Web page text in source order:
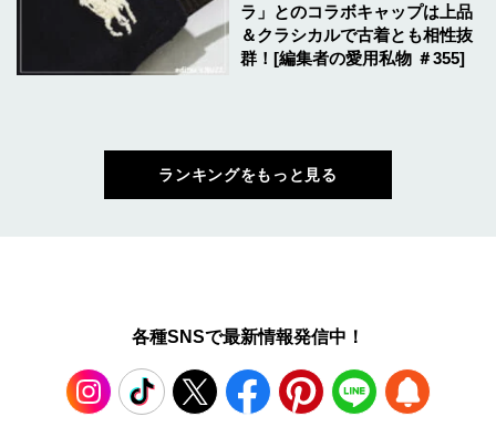
ラ」とのコラボキャップは上品
＆クラシカルで古着とも相性抜
群！[編集者の愛用私物 ＃355]
ランキングをもっと見る
各種SNSで最新情報発信中！